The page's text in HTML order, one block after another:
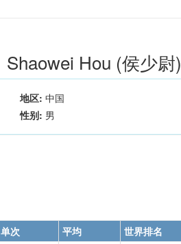
Shaowei Hou (侯少尉)
地区: 中国
性别: 男
单次 平均 世界排名